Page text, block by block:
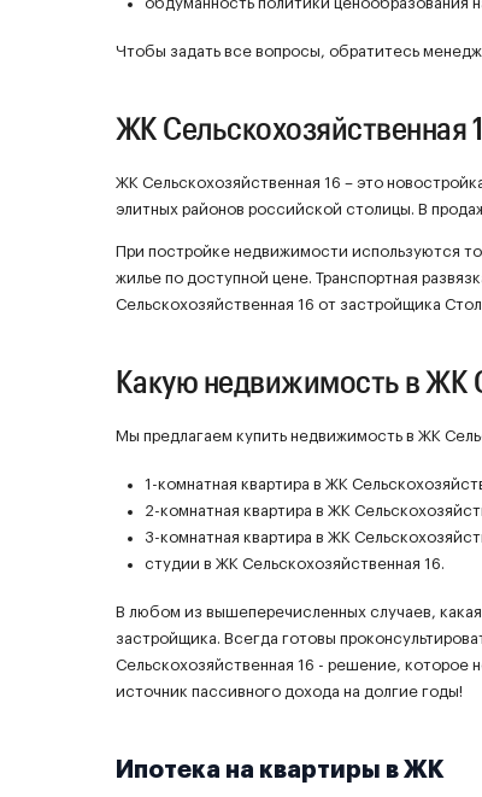
Чтобы задать все вопросы, обратитесь
ЖК Сельскохозяйственная
ЖК Сельскохозяйственная 16 – это
элитных районов российской столицы. В
При постройке недвижимости используются
жилье по доступной цене. Транспортная
Сельскохозяйственная 16 от застройщика
Какую недвижимость в ЖК
Мы предлагаем купить недвижимость в ЖК
1-комнатная квартира в ЖК
2-комнатная квартира в ЖК
3-комнатная квартира в ЖК
студии в ЖК Сельскохозяйственная 16.
В любом из вышеперечисленных случаев,
застройщика. Всегда готовы
Сельскохозяйственная 16 - решение, которое
источник пассивного дохода на долгие годы!
Ипотека на квартиры в ЖК